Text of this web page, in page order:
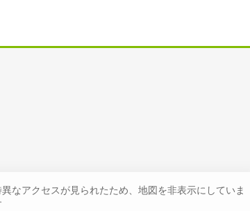
異なアクセスが見られたため、地図を非表示にしていま